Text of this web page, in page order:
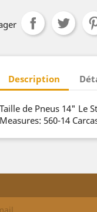
Description
Taille de Pneus 14" Le
Measures: 560-14